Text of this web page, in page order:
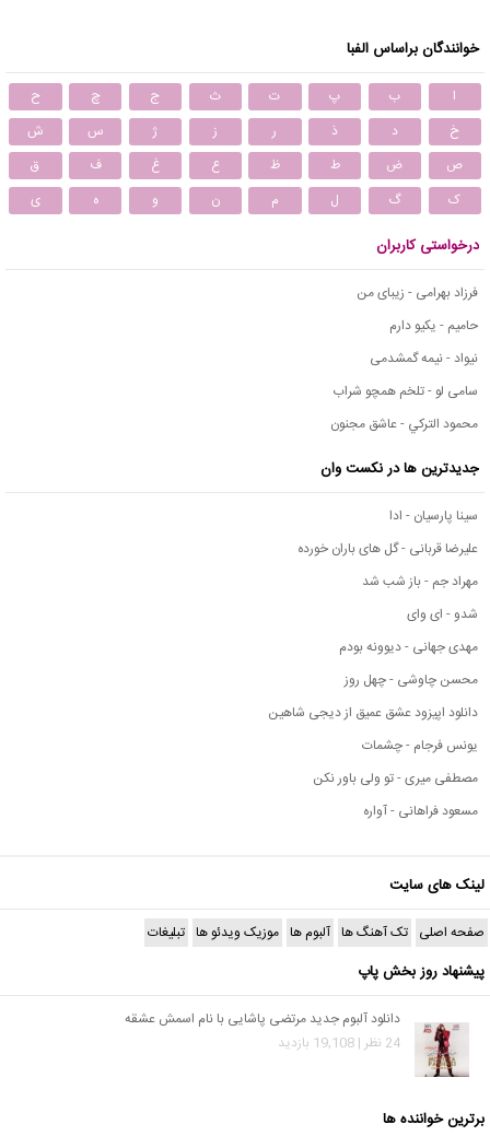
خوانندگان براساس الفبا
ا ب پ ت ث ج چ
ح
خ
د ذ ر ز ژ س
ش
ص
ض ط ظ ع غ ف
ق
ک
گ ل م ن و ه ی
درخواستی کاربران
فرزاد بهرامی - زیبای من
حامیم - یکیو دارم
نیواد - نیمه گمشدمی
سامی لو - تلخم همچو شراب
محمود التركي - عاشق مجنون
جدیدترین ها در نکست وان
سینا پارسیان - ادا
علیرضا قربانی - گل های باران خورده
مهراد جم - باز شب شد
شدو - ای وای
مهدی جهانی - دیوونه بودم
محسن چاوشی - چهل روز
دانلود اپیزود عشق عمیق از دیجی شاهین
یونس فرجام - چشمات
مصطفی میری - تو ولی باور نکن
مسعود فراهانی - آواره
لینک های سایت
صفحه اصلی تک آهنگ ها آلبوم ها موزیک ویدئو ها تبلیغات
پیشنهاد روز بخش پاپ
دانلود آلبوم جدید مرتضی پاشایی با نام اسمش عشقه
24 نظر | 19,108 بازدید
برترین خواننده ها